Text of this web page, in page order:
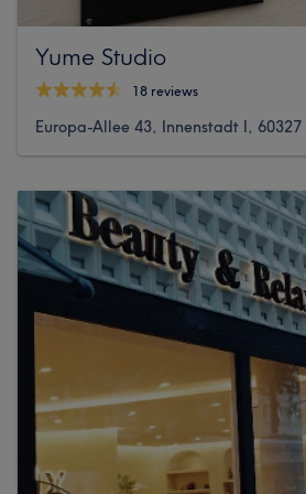
Yume Studio
18 reviews
Europa-Allee 43, Innenstadt I,